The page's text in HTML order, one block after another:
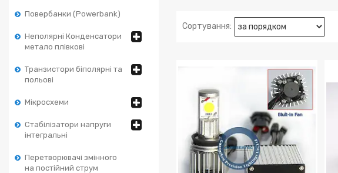
Повербанки (Powerbank)
Неполярні Конденсатори
метало плівкові
Транзистори біполярні та
польові
Мікросхеми
Стабілізатори напруги
інтегральні
Перетворювачі змінного
на постійний струм